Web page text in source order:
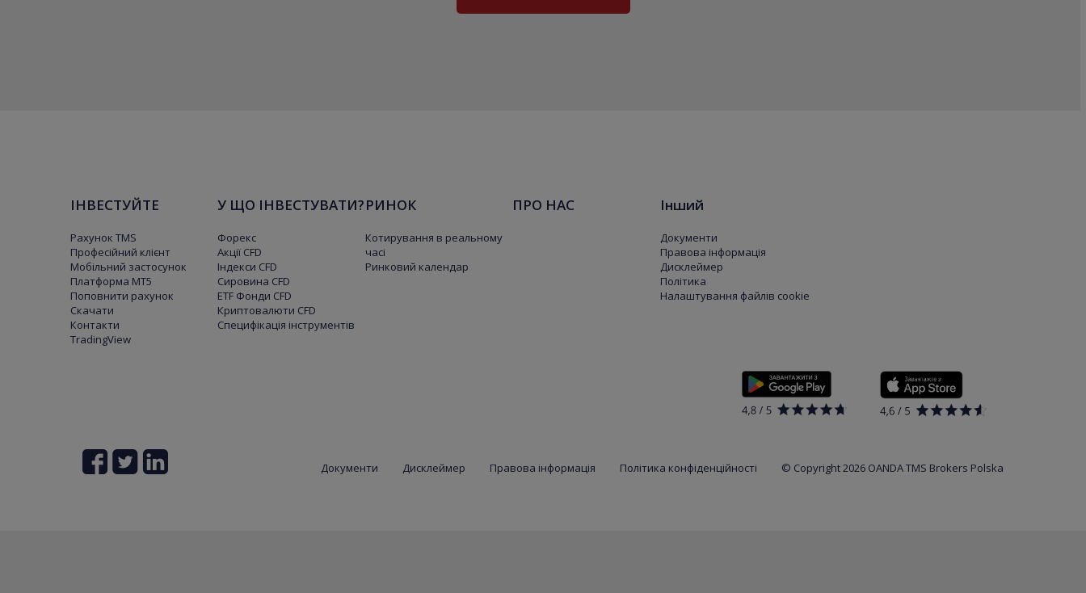
ІНВЕСТУЙТЕ
Рахунок TMS
Професійний клієнт
Мобільний застосунок
Платформа МТ5
Поповнити рахунок
Скачати
Контакти
TradingView
У ЩО ІНВЕСТУВАТИ?
Форекс
Акції CFD
Індекси CFD
Сировина CFD
ETF Фонди CFD
Криптовалюти CFD
Специфікація інструментів
РИНОК
Котирування в реальному
часі
Ринковий календар
ПРО НАС Інший
Документи
Правова інформація
Дисклеймер
Політика
Налаштування файлів cookie
Документи Дисклеймер Правова інформація Політика конфіденційності © Copyright 2026 OANDA TMS Brokers Polska